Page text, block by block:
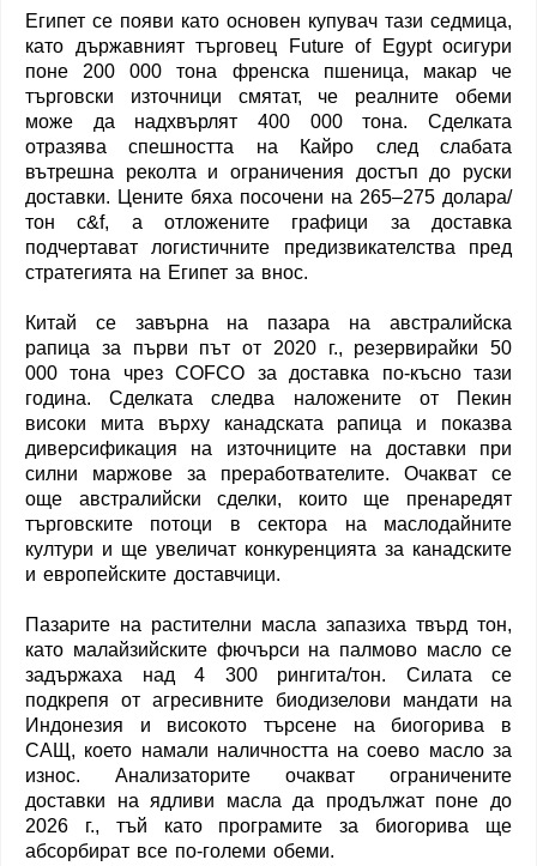
Египет се появи като основен купувач тази седмица,
като държавният търговец Future of Egypt осигури
поне 200 000 тона френска пшеница, макар че
търговски източници смятат, че реалните обеми
може да надхвърлят 400 000 тона. Сделката
отразява спешността на Кайро след слабата
вътрешна реколта и ограничения достъп до руски
доставки. Цените бяха посочени на 265–275 долара/
тон c&f, а отложените графици за доставка
подчертават логистичните предизвикателства пред
стратегията на Египет за внос.
Китай се завърна на пазара на австралийска
рапица за първи път от 2020 г., резервирайки 50
000 тона чрез COFCO за доставка по-късно тази
година. Сделката следва наложените от Пекин
високи мита върху канадската рапица и показва
диверсификация на източниците на доставки при
силни маржове за преработвателите. Очакват се
още австралийски сделки, които ще пренаредят
търговските потоци в сектора на маслодайните
култури и ще увеличат конкуренцията за канадските
и европейските доставчици.
Пазарите на растителни масла запазиха твърд тон,
като малайзийските фючърси на палмово масло се
задържаха над 4 300 рингита/тон. Силата се
подкрепя от агресивните биодизелови мандати на
Индонезия и високото търсене на биогорива в
САЩ, което намали наличността на соево масло за
износ. Анализаторите очакват ограничените
доставки на ядливи масла да продължат поне до
2026 г., тъй като програмите за биогорива ще
абсорбират все по-големи обеми.